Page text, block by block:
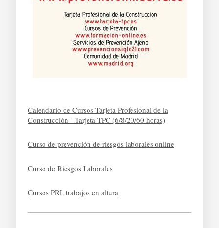
Calendario de Cursos Tarjeta Profesional de la
Construcción - Tarjeta TPC (6/8/20/60 horas)
Curso de prevención de riesgos laborales online
Curso de Riesgos Laborales
Cursos PRL trabajos en altura